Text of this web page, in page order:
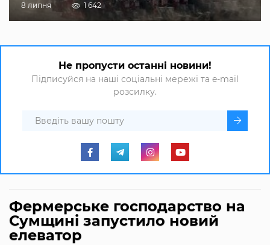
8 липня 1 642
Не пропусти останні новини!
Підписуйся на наші соціальні мережі та e-mail
розсилку.
Фермерське господарство на
Сумщині запустило новий
елеватор